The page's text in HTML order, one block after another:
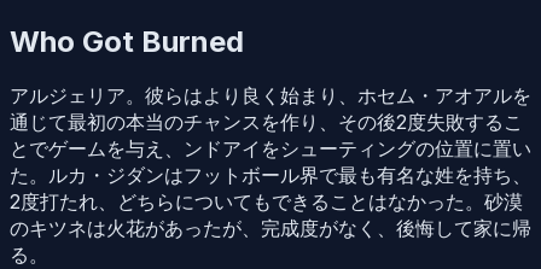
Who Got Burned
アルジェリア。彼らはより良く始まり、ホセム・アオアルを
通じて最初の本当のチャンスを作り、その後2度失敗するこ
とでゲームを与え、ンドアイをシューティングの位置に置い
た。ルカ・ジダンはフットボール界で最も有名な姓を持ち、
2度打たれ、どちらについてもできることはなかった。砂漠
のキツネは火花があったが、完成度がなく、後悔して家に帰
る。